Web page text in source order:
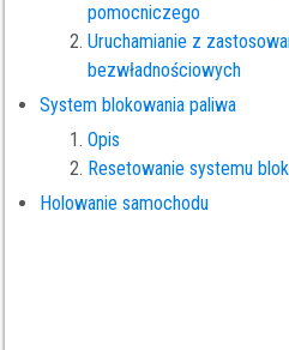
pomocniczego
Uruchamianie z
bezwładnościowych
System blokowania paliwa
Opis
Resetowanie systemu
Holowanie samochodu